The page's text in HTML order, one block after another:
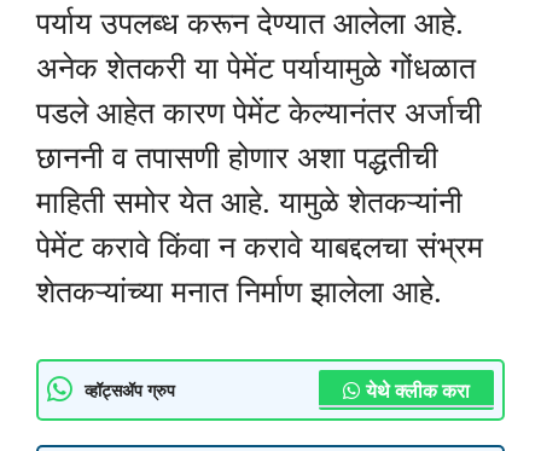
पर्याय उपलब्ध करून देण्यात आलेला आहे.
अनेक शेतकरी या पेमेंट पर्यायामुळे गोंधळात
पडले आहेत कारण पेमेंट केल्यानंतर अर्जाची
छाननी व तपासणी होणार अशा पद्धतीची
माहिती समोर येत आहे. यामुळे शेतकऱ्यांनी
पेमेंट करावे किंवा न करावे याबद्दलचा संभ्रम
शेतकऱ्यांच्या मनात निर्माण झालेला आहे.
व्हॉट्सॲप ग्रुप येथे क्लीक करा